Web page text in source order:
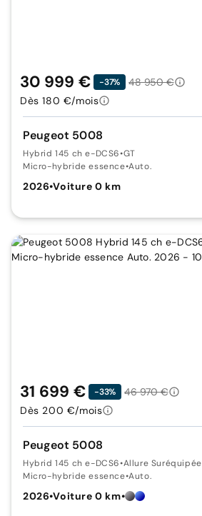
Peugeot 5008
Hybrid 145 ch e-DCS6•GT
Micro-hybride essence•Auto.
2026•Voiture 0 km
30 999 € -37%
48 950 €
Dès 180 €/mois
Peugeot 5008
Hybrid 145 ch e-DCS6•Allure Suréquipée
Micro-hybride essence•Auto.
2026•Voiture 0 km•
31 699 € -33%
46 970 €
Dès 200 €/mois